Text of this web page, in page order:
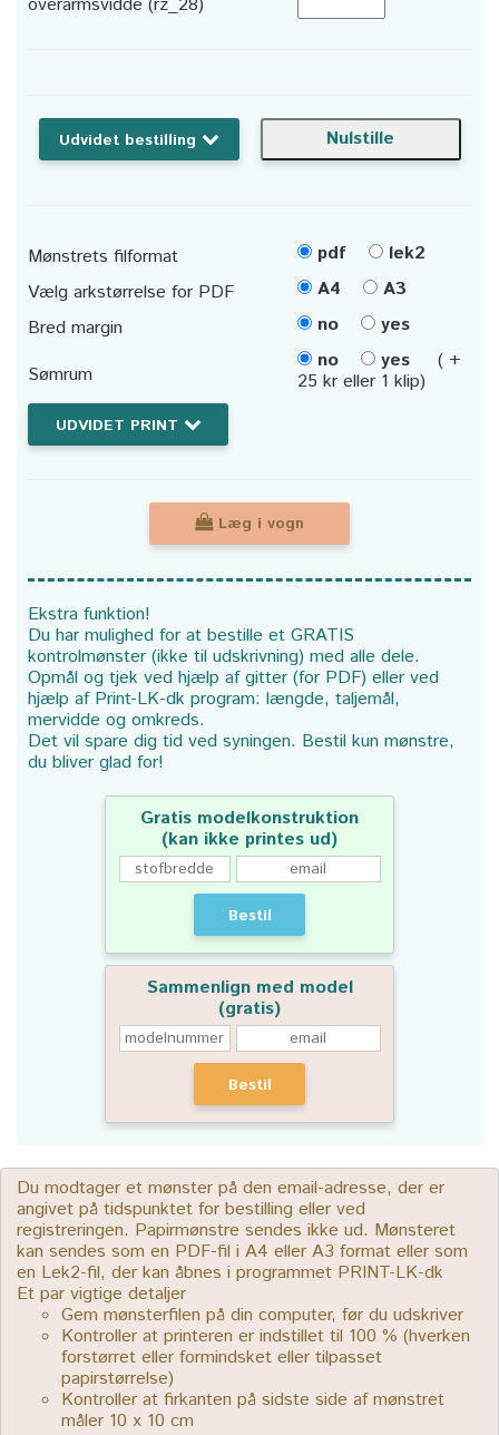
Udvidet bestilling
Mønstrets filformat pdf
lek2
Vælg arkstørrelse for PDF
A4
A3
Bred margin
no
yes
Sømrum
no yes
( +
25 kr eller 1 klip)
UDVIDET PRINT
Læg i vogn
Ekstra funktion!
Du har mulighed for at bestille et GRATIS
kontrolmønster (ikke til udskrivning) med alle dele.
Opmål og tjek ved hjælp af gitter (for PDF) eller ved
hjælp af Print-LK-dk program: længde, taljemål,
mervidde og omkreds.
Det vil spare dig tid ved syningen. Bestil kun mønstre,
du bliver glad for!
Gratis modelkonstruktion
(kan ikke printes ud)
Bestil
Sammenlign med model
(gratis)
Bestil
Du modtager et mønster på den email-adresse, der er
angivet på tidspunktet for bestilling eller ved
registreringen. Papirmønstre sendes ikke ud. Mønsteret
kan sendes som en PDF-fil i A4 eller A3 format eller som
en Lek2-fil, der kan åbnes i programmet PRINT-LK-dk
Et par vigtige detaljer
Gem mønsterfilen på din computer, før du udskriver
Kontroller at printeren er indstillet til 100 % (hverken
forstørret eller formindsket eller tilpasset
papirstørrelse)
Kontroller at firkanten på sidste side af mønstret
måler 10 x 10 cm